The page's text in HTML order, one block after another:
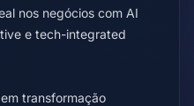
nos negócios com AI
e tech-integrated
transformação